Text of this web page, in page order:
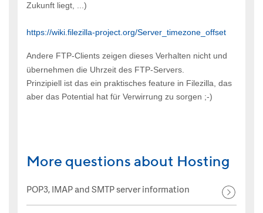
Zukunft liegt, ...)
https://wiki.filezilla-project.org/Server_timezone_offset
Andere FTP-Clients zeigen dieses Verhalten nicht und
übernehmen die Uhrzeit des FTP-Servers.
Prinzipiell ist das ein praktisches feature in Filezilla, das
aber das Potential hat für Verwirrung zu sorgen ;-)
More questions about Hosting
POP3, IMAP and SMTP server information